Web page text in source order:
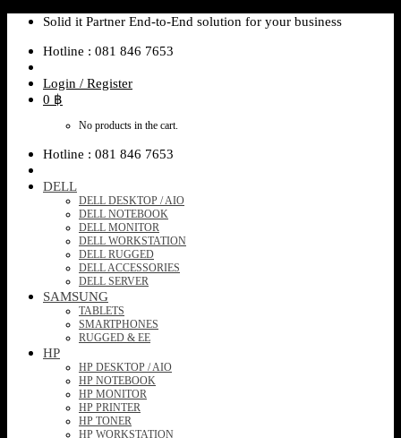
Skip
content
Solid it Partner End-to-End solution for your business
Hotline : 081 846 7653
Login / Register
0 ฿
No products in the cart.
Hotline : 081 846 7653
DELL
DELL DESKTOP / AIO
DELL NOTEBOOK
DELL MONITOR
DELL WORKSTATION
DELL RUGGED
DELL ACCESSORIES
DELL SERVER
SAMSUNG
TABLETS
SMARTPHONES
RUGGED & EE
HP
HP DESKTOP / AIO
HP NOTEBOOK
HP MONITOR
HP PRINTER
HP TONER
HP WORKSTATION